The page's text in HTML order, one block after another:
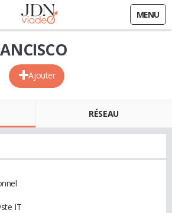
MENU
Ajouter
RÉSEAU
IT